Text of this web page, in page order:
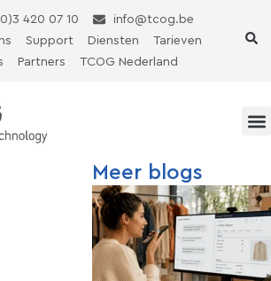
420 07 10
info@tcog.be
Support Diensten
Tarieven
Partners TCOG Nederland
Meer blogs